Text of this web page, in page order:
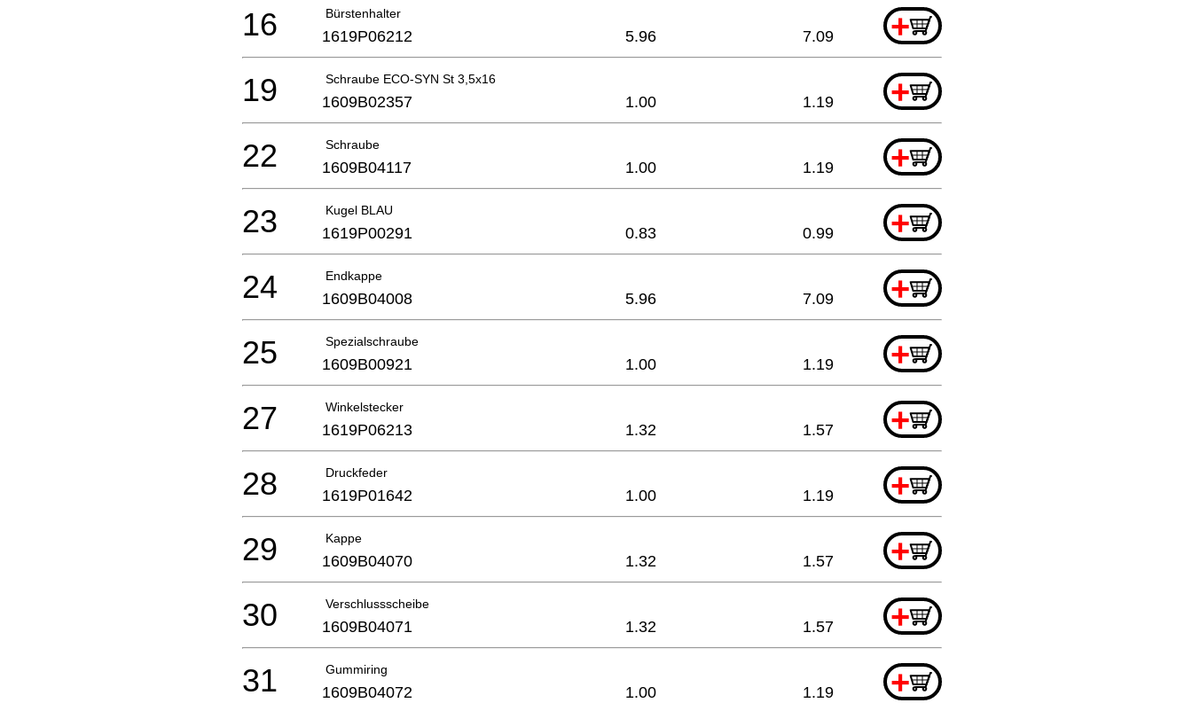
Bürstenhalter +
16 1619P06212 5.96 7.09
Schraube ECO-SYN St 3,5x16 +
19 1609B02357 1.00 1.19
Schraube +
22 1609B04117 1.00 1.19
Kugel BLAU +
23 1619P00291 0.83 0.99
Endkappe +
24 1609B04008 5.96 7.09
Spezialschraube +
25 1609B00921 1.00 1.19
Winkelstecker +
27 1619P06213 1.32 1.57
Druckfeder +
28 1619P01642 1.00 1.19
Kappe +
29 1609B04070 1.32 1.57
Verschlussscheibe +
30 1609B04071 1.32 1.57
Gummiring +
31 1609B04072 1.00 1.19